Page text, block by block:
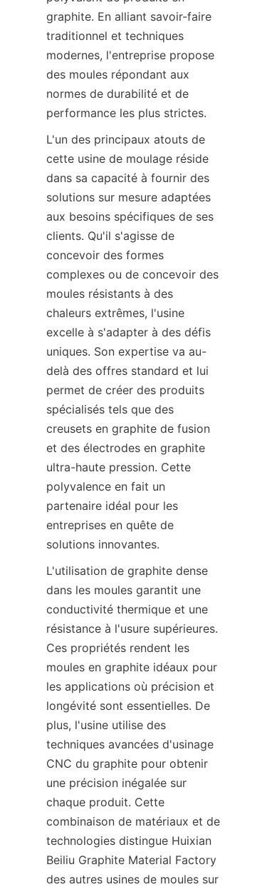
graphite. En alliant savoir-faire
traditionnel et techniques
modernes, l'entreprise propose
des moules répondant aux
normes de durabilité et de
performance les plus strictes.
L'un des principaux atouts de
cette usine de moulage réside
dans sa capacité à fournir des
solutions sur mesure adaptées
aux besoins spécifiques de ses
clients. Qu'il s'agisse de
concevoir des formes
complexes ou de concevoir des
moules résistants à des
chaleurs extrêmes, l'usine
excelle à s'adapter à des défis
uniques. Son expertise va au-
delà des offres standard et lui
permet de créer des produits
spécialisés tels que des
creusets en graphite de fusion
et des électrodes en graphite
ultra-haute pression. Cette
polyvalence en fait un
partenaire idéal pour les
entreprises en quête de
solutions innovantes.
L'utilisation de graphite dense
dans les moules garantit une
conductivité thermique et une
résistance à l'usure supérieures.
Ces propriétés rendent les
moules en graphite idéaux pour
les applications où précision et
longévité sont essentielles. De
plus, l'usine utilise des
techniques avancées d'usinage
CNC du graphite pour obtenir
une précision inégalée sur
chaque produit. Cette
combinaison de matériaux et de
technologies distingue Huixian
Beiliu Graphite Material Factory
des autres usines de moules sur